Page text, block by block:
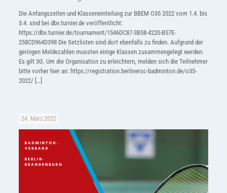
Die Anfangszeiten und Klasseneinteilung zur BBEM O35 2022 vom 1.4. bis
3.4. sind bei dbv.turnier.de veröffentlicht:
https://dbv.turnier.de/tournament/1546DC87-3B58-4220-B57E-
258CD964D398 Die Setzlisten sind dort ebenfalls zu finden. Aufgrund der
geringen Meldezahlen mussten einige Klassen zusammengelegt werden.
Es gilt 3G. Um die Organisation zu erleichtern, melden sich die Teilnehmer
bitte vorher hier an: https://registration.berlinersc-badminton.de/o35-
2022/[…]
24. März 2022